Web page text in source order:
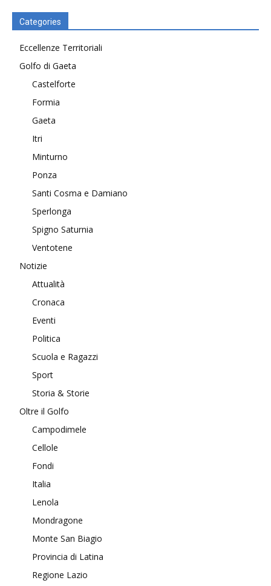
Categories
Eccellenze Territoriali
Golfo di Gaeta
Castelforte
Formia
Gaeta
Itri
Minturno
Ponza
Santi Cosma e Damiano
Sperlonga
Spigno Saturnia
Ventotene
Notizie
Attualità
Cronaca
Eventi
Politica
Scuola e Ragazzi
Sport
Storia & Storie
Oltre il Golfo
Campodimele
Cellole
Fondi
Italia
Lenola
Mondragone
Monte San Biagio
Provincia di Latina
Regione Lazio